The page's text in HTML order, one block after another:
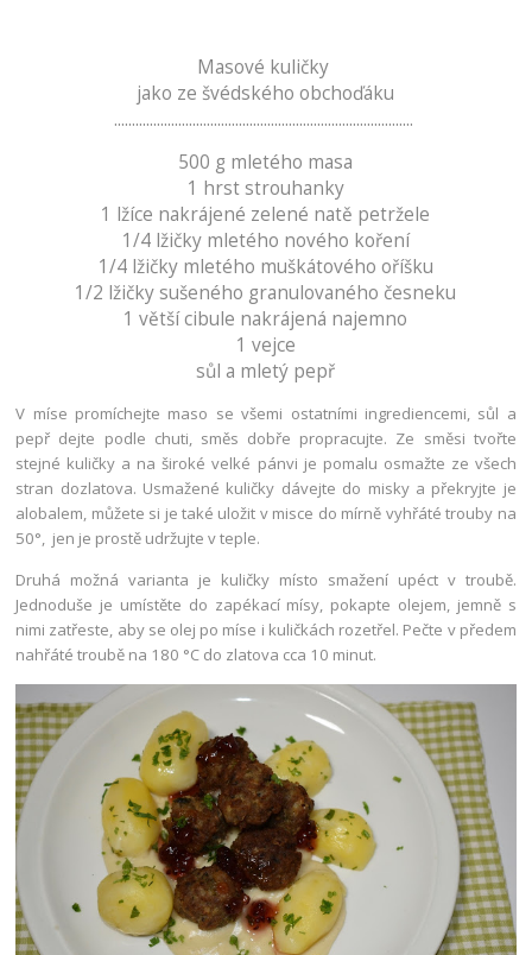
Masové kuličky
jako ze švédského obchoďáku
....................................................................................
500 g mletého masa
1 hrst strouhanky
1 lžíce nakrájené zelené natě petržele
1/4 lžičky mletého nového koření
1/4 lžičky mletého muškátového oříšku
1/2 lžičky sušeného granulovaného česneku
1 větší cibule nakrájená najemno
1 vejce
sůl a mletý pepř
V míse promíchejte maso se všemi ostatními ingrediencemi, sůl a
pepř dejte podle chuti, směs dobře propracujte. Ze směsi tvořte
stejné kuličky a na široké velké pánvi je pomalu osmažte ze všech
stran dozlatova. Usmažené kuličky dávejte do misky a překryjte je
alobalem, můžete si je také uložit v misce do mírně vyhřáté trouby na
50°, jen je prostě udržujte v teple.
Druhá možná varianta je kuličky místo smažení upéct v troubě.
Jednoduše je umístěte do zapékací mísy, pokapte olejem, jemně s
nimi zatřeste, aby se olej po míse i kuličkách rozetřel. Pečte v předem
nahřáté troubě na 180 °C do zlatova cca 10 minut.